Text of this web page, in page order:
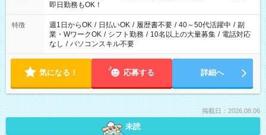
即日勤務もOK！
特徴 週1日からOK / 日払いOK / 履歴書不要 / 40～50代活躍中 / 副
業・WワークOK / シフト勤務 / 10名以上の大量募集 / 電話対応
なし / パソコンスキル不要
気になる！ 応募する 詳細へ
掲載日：2026.08.06
未読